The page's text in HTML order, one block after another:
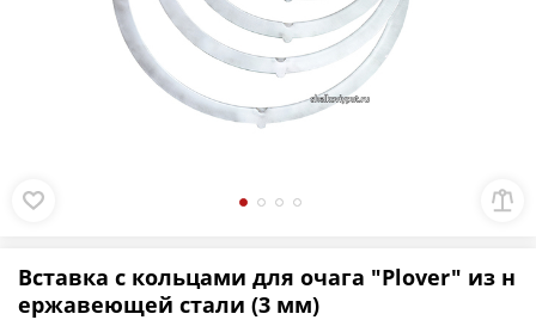
Вставка с кольцами для очага "Plover" из н
ержавеющей стали (3 мм)